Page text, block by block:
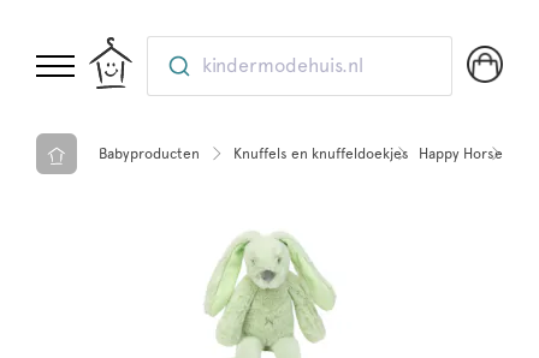
kindermodehuis.nl
Babyproducten Knuffels en knuffeldoekjes Happy Horse